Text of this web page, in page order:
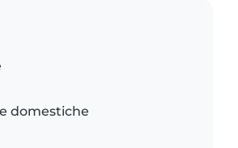
domestiche